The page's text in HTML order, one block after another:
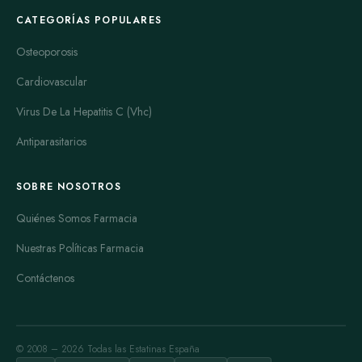
Los perfiles de seguridad y tolerancia son un aspecto relevante:
pueden generar síntomas clínicos, y ciertos efectos adversos
son dependientes de la dosis. Además, algunos fármacos y
las hormonas tiroideas, y en grupos concretos de población se
suele prestar especial atención a la elección y seguimiento del
tienden a valorar la potencia y disponibilidad de las distintas
presentaciones, la consistencia entre lotes, la facilidad de
y la existencia de dosis intermedias para una titulación más
excipientes y la posibilidad de encontrar equivalentes
CATEGORÍAS POPULARES
Osteoporosis
Cardiovascular
Virus De La Hepatitis C (Vhc)
Antiparasitarios
SOBRE NOSOTROS
Quiénes Somos Farmacia
Nuestras Políticas Farmacia
Contáctenos
© 2008 – 2026 Todas las Estatinas España